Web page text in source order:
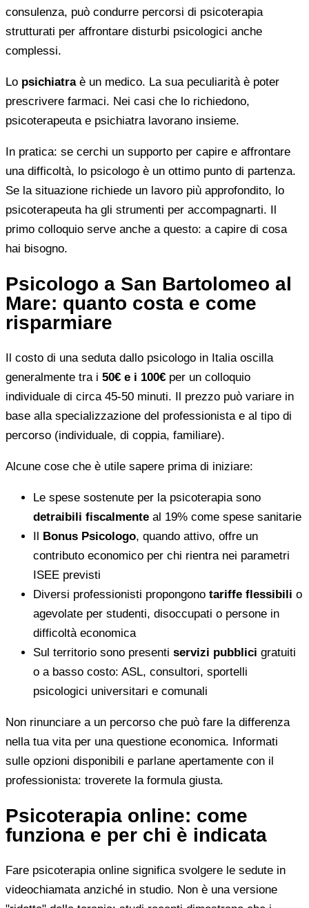
consulenza, può condurre percorsi di psicoterapia
strutturati per affrontare disturbi psicologici anche
complessi.
Lo psichiatraè un medico. La sua peculiarità è poter
prescrivere farmaci. Nei casi che lo richiedono,
psicoterapeuta e psichiatra lavorano insieme.
In pratica: se cerchi un supporto per capire e affrontare
una difficoltà, lo psicologo è un ottimo punto di partenza.
Se la situazione richiede un lavoro più approfondito, lo
psicoterapeuta ha gli strumenti per accompagnarti. Il
primo colloquio serve anche a questo: a capire di cosa
hai bisogno.
Psicologo a San Bartolomeo al
Mare: quanto costa e come
risparmiare
Il costo di una seduta dallo psicologo in Italia oscilla
generalmente tra i 50€ e i 100€ per un colloquio
individuale di circa 45-50 minuti. Il prezzo può variare in
base alla specializzazione del professionista e al tipo di
percorso (individuale, di coppia, familiare).
Alcune cose che è utile sapere prima di iniziare:
Le spese sostenute per la psicoterapia sono
detraibili fiscalmente al 19% come spese sanitarie
Il Bonus Psicologo, quando attivo, offre un
contributo economico per chi rientra nei parametri
ISEE previsti
Diversi professionisti propongono tariffe flessibili o
agevolate per studenti, disoccupati o persone in
difficoltà economica
Sul territorio sono presenti servizi pubblici gratuiti
o a basso costo: ASL, consultori, sportelli
psicologici universitari e comunali
Non rinunciare a un percorso che può fare la differenza
nella tua vita per una questione economica. Informati
sulle opzioni disponibili e parlane apertamente con il
professionista: troverete la formula giusta.
Psicoterapia online: come
funziona e per chi è indicata
Fare psicoterapia online significa svolgere le sedute in
videochiamata anziché in studio. Non è una versione